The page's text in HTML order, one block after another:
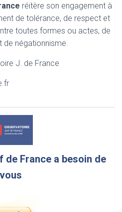
réitère son engagement à
de tolérance, de respect et
toutes formes ou actes, de
de négationnisme.
J. de France
de France a besoin de
vous